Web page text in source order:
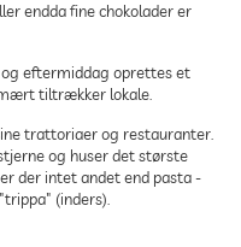
endda fine chokolader er
eftermiddag oprettes et
tiltrækker lokale.
trattoriaer og restauranter.
og huser det største
der intet andet end pasta -
(inders).